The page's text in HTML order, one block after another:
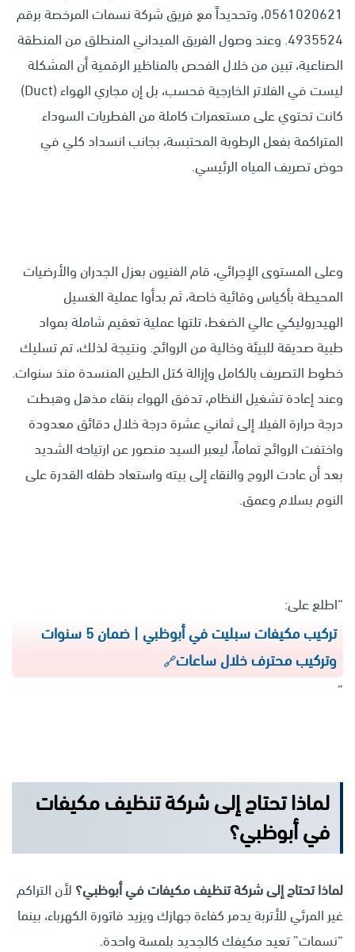
0561020621، وتحديداً مع فريق شركة نسمات المرخصة برقم
4935524. وعند وصول الفريق الميداني المنطلق من المنطقة
الصناعية، تبين من خلال الفحص بالمناظير الرقمية أن المشكلة
ليست في الفلاتر الخارجية فحسب، بل إن مجاري الهواء (Duct)
كانت تحتوي على مستعمرات كاملة من الفطريات السوداء
المتراكمة بفعل الرطوبة المحتبسة، بجانب انسداد كلي في
حوض تصريف المياه الرئيسي.
وعلى المستوى الإجرائي، قام الفنيون بعزل الجدران والأرضيات
المحيطة بأكياس وقائية خاصة، ثم بدأوا عملية الغسيل
الهيدروليكي عالي الضغط، تلتها عملية تعقيم شاملة بمواد
طبية صديقة للبيئة وخالية من الروائح. ونتيجة لذلك، تم تسليك
خطوط التصريف بالكامل وإزالة كتل الطين المنسدة منذ سنوات.
وعند إعادة تشغيل النظام، تدفق الهواء بنقاء مذهل وهبطت
درجة حرارة الفيلا إلى ثماني عشرة درجة خلال دقائق معدودة
واختفت الروائح تماماً، ليعبر السيد منصور عن ارتياحه الشديد
بعد أن عادت الروح والنقاء إلى بيته واستعاد طفله القدرة على
النوم بسلام وعمق.
“اطلع على:
تركيب مكيفات سبليت في أبوظبي | ضمان 5 سنوات
وتركيب محترف خلال ساعات
”
لماذا تحتاج إلىشركة تنظيف مكيفات
في أبوظبي؟
لماذا تحتاج إلى شركة تنظيف مكيفات في أبوظبي؟ لأن التراكم
غير المرئي للأتربة يدمر كفاءة جهازك ويزيد فاتورة الكهرباء، بينما
“نسمات” تعيد مكيفك كالجديد بلمسة واحدة.